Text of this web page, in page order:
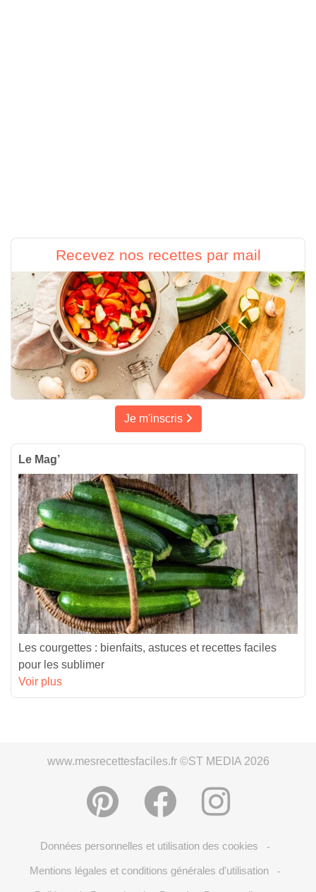
Recevez nos recettes par mail
Je m'inscris
Le Mag’
Les courgettes : bienfaits, astuces et recettes faciles
pour les sublimer
Voir plus
www.mesrecettesfaciles.fr ©ST MEDIA 2026
Données personnelles et utilisation des cookies -
Mentions légales et conditions générales d'utilisation -